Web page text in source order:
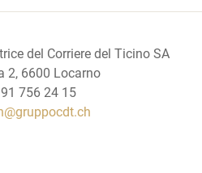
del Corriere del Ticino SA
2, 6600 Locarno
756 24 15